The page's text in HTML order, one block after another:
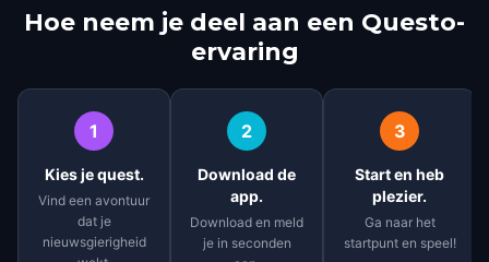
Hoe neem je deel aan een Questo-
ervaring
1
Kies je quest.
Vind een avontuur
dat je
nieuwsgierigheid
2
Download de
app.
Download en meld
je in seconden
3
Start en heb
plezier.
Ga naar het
startpunt en speel!